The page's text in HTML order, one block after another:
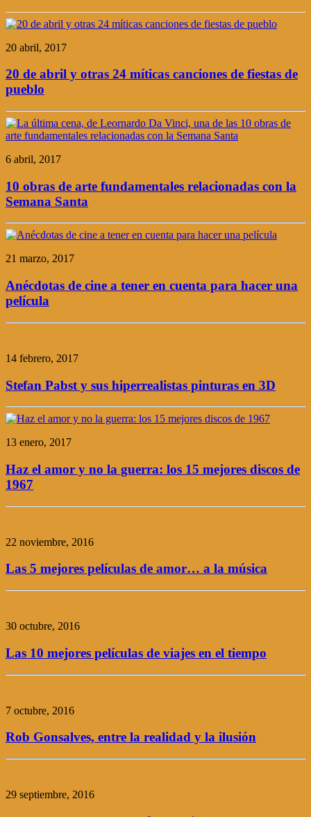
20 abril, 2017
20 de abril y otras 24 míticas canciones de fiestas de
pueblo
6 abril, 2017
10 obras de arte fundamentales relacionadas con la
Semana Santa
21 marzo, 2017
Anécdotas de cine a tener en cuenta para hacer una
película
14 febrero, 2017
Stefan Pabst y sus hiperrealistas pinturas en 3D
13 enero, 2017
Haz el amor y no la guerra: los 15 mejores discos de
1967
22 noviembre, 2016
Las 5 mejores películas de amor… a la música
30 octubre, 2016
Las 10 mejores películas de viajes en el tiempo
7 octubre, 2016
Rob Gonsalves, entre la realidad y la ilusión
29 septiembre, 2016